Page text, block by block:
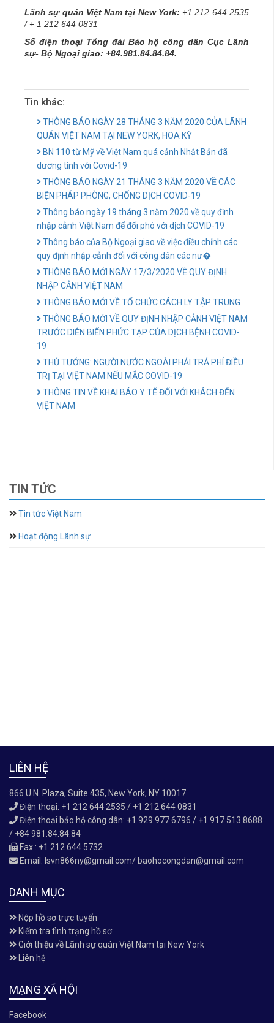
Lãnh sự quán Việt Nam tại New York: +1 212 644 2535
/ + 1 212 644 0831
Số điện thoại Tổng đài Bảo hộ công dân Cục Lãnh
sự- Bộ Ngoại giao: +84.981.84.84.84.
Tin khác:
THÔNG BÁO NGÀY 28 THÁNG 3 NĂM 2020 CỦA LÃNH
QUÁN VIỆT NAM TẠI NEW YORK, HOA KỲ
BN 110 từ Mỹ về Việt Nam quá cảnh Nhật Bản đã
dương tính với Covid-19
THÔNG BÁO NGÀY 21 THÁNG 3 NĂM 2020 VỀ CÁC
BIỆN PHÁP PHÒNG, CHỐNG DỊCH COVID-19
Thông báo ngày 19 tháng 3 năm 2020 về quy định
nhập cảnh Việt Nam để đối phó với dịch COVID-19
Thông báo của Bộ Ngoại giao về việc điều chỉnh các
quy định nhập cảnh đối với công dân các nư�
THÔNG BÁO MỚI NGÀY 17/3/2020 VỀ QUY ĐỊNH
NHẬP CẢNH VIỆT NAM
THÔNG BÁO MỚI VỀ TỔ CHỨC CÁCH LY TẬP TRUNG
THÔNG BÁO MỚI VỀ QUY ĐỊNH NHẬP CẢNH VIỆT NAM
TRƯỚC DIỄN BIẾN PHỨC TẠP CỦA DỊCH BỆNH COVID-
19
THỦ TƯỚNG: NGƯỜI NƯỚC NGOÀI PHẢI TRẢ PHÍ ĐIỀU
TRỊ TẠI VIỆT NAM NẾU MẮC COVID-19
THÔNG TIN VỀ KHAI BÁO Y TẾ ĐỐI VỚI KHÁCH ĐẾN
VIỆT NAM
TIN TỨC
Tin tức Việt Nam
Hoạt động Lãnh sự
LIÊN HỆ
866 U.N. Plaza, Suite 435, New York, NY 10017
Điện thoại: +1 212 644 2535 / +1 212 644 0831
Điện thoại bảo hộ công dân: +1 929 977 6796 / +1 917 513 8688
/ +84 981.84.84.84
Fax : +1 212 644 5732
Email: lsvn866ny@gmail.com/ baohocongdan@gmail.com
DANH MỤC
Nộp hồ sơ trực tuyến
Kiểm tra tình trạng hồ sơ
Giới thiệu về Lãnh sự quán Việt Nam tại New York
Liên hệ
MẠNG XÃ HỘI
Facebook